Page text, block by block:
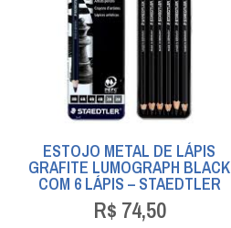
ESTOJO METAL DE LÁPIS
GRAFITE LUMOGRAPH BLACK
COM 6 LÁPIS – STAEDTLER
R$ 74,50